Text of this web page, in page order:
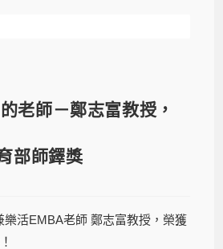
老師－鄭志富教授，
部師鐸獎
樂活EMBA老師 鄭志富教授，榮獲